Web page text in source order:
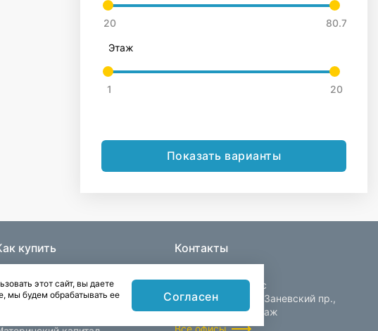
Этаж
Показать варианты
купить Контакты
Центральный офис
Санкт-Петербург, Заневский пр.,
д. 30, корп. 2, 4 этаж
Все офисы
этот сайт, вы даете
мы будем обрабатывать ее
Согласен